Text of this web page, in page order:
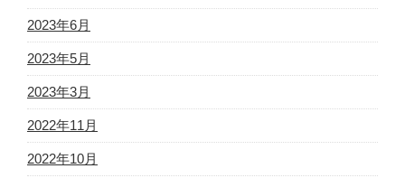
2023年6月
2023年5月
2023年3月
2022年11月
2022年10月